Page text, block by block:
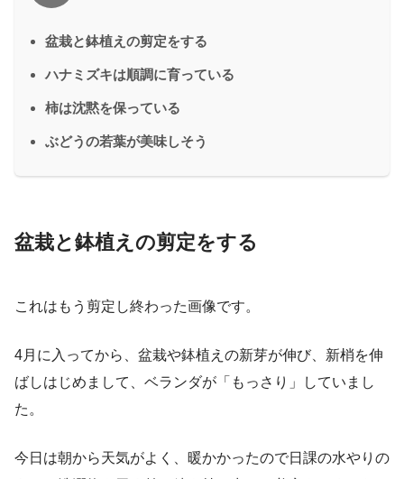
盆栽と鉢植えの剪定をする
ハナミズキは順調に育っている
柿は沈黙を保っている
ぶどうの若葉が美味しそう
盆栽と鉢植えの剪定をする
これはもう剪定し終わった画像です。
4月に入ってから、盆栽や鉢植えの新芽が伸び、新梢を伸
ばしはじめまして、ベランダが「もっさり」していまし
た。
今日は朝から天気がよく、暖かかったので日課の水やりの